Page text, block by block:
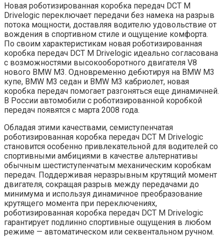
Новая роботизированная коробка передач DCT М
Drivelogic переключает передачи без намека на разрыв
потока мощности, доставляя водителю удовольствие от
вождения в спортивном стиле и ощущение комфорта.
По своим характеристикам новая роботизированная
коробка передач DCT М Drivelogic идеально согласована
с возможностями высокооборотного двигателя V8
нового BMW M3. Одновременно дебютируя на BMW M3
купе, BMW M3 седан и BMW M3 кабриолет, новая
коробка передач помогает разгоняться еще динамичней.
В России автомобили с роботизированной коробкой
передач появятся с марта 2008 года.
Обладая этими качествами, семиступенчатая
роботизированная коробка передач DCT М Drivelogic
становится особенно привлекательной для водителей со
спортивными амбициями в качестве альтернативы
обычным шестиступенчатым механическим коробкам
передач. Поддерживая неразрывным крутящий момент
двигателя, сокращая разрыв между передачами до
минимума и используя динамичное преобразование
крутящего момента при переключениях,
роботизированная коробка передач DCT М Drivelogic
гарантирует подлинно спортивные ощущения в любом
режиме — автоматическом или секвентальном ручном.